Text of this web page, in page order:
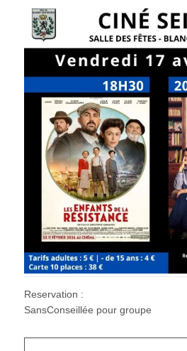
Reservation :
SansConseillée pour groupe